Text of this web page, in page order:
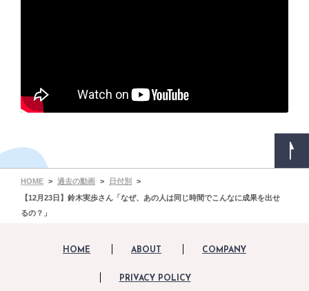
HOME 過去の動画
日付別
【12月23日】鈴木実歩さん「なぜ、あの人は同じ時間でこんなに成果を出せ
るの？」
HOME ABOUT COMPANY
PRIVACY POLICY